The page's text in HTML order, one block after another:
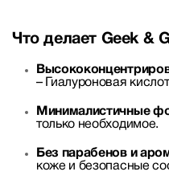
Что делает Geek &
– Гиалуроновая
Минималистичные
только необходимое.
Без парабенов и
коже и безопасные